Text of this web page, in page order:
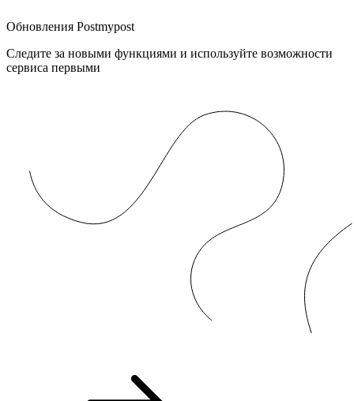
Обновления Postmypost
Следите за новыми функциями и используйте возможности
сервиса первыми